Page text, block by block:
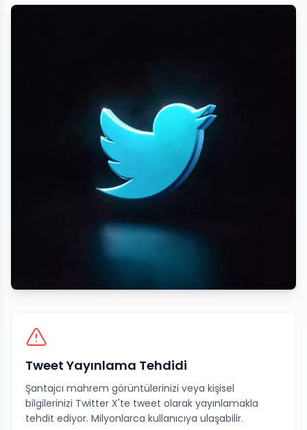
Tweet Yayınlama Tehdidi
Şantajcı mahrem görüntülerinizi veya kişisel
bilgilerinizi Twitter X'te tweet olarak yayınlamakla
tehdit ediyor. Milyonlarca kullanıcıya ulaşabilir.